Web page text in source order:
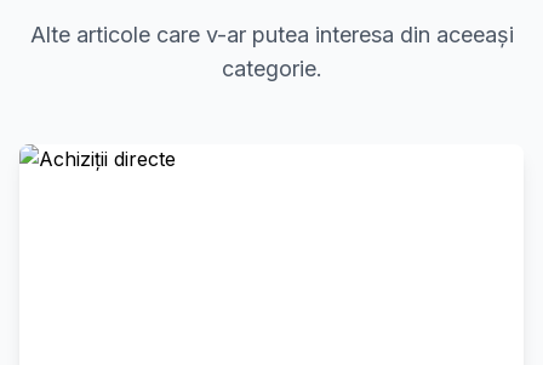
Alte articole care v-ar putea interesa din aceeași
categorie.